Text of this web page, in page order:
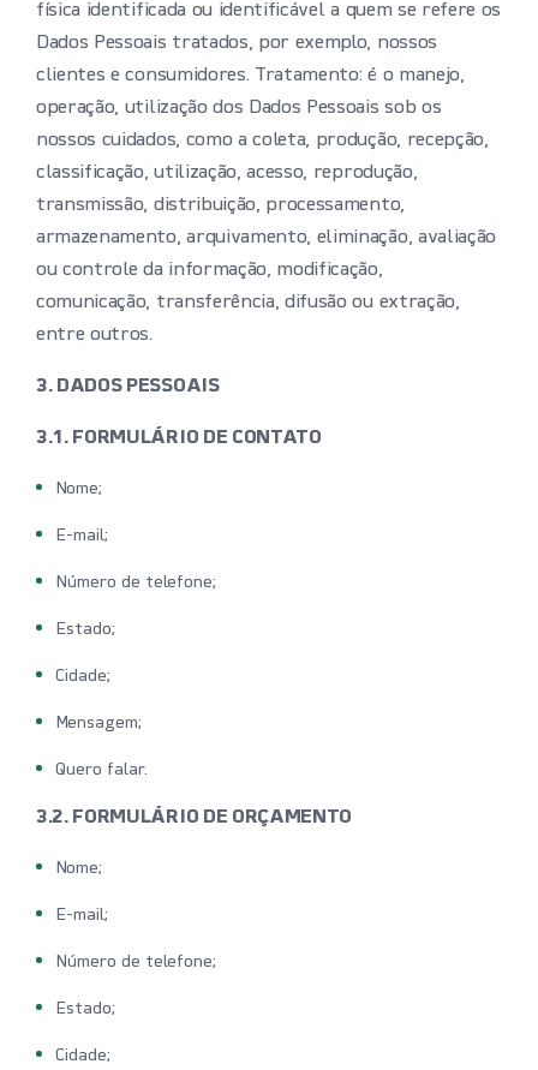
física identificada ou identificável a quem se refere os
Dados Pessoais tratados, por exemplo, nossos
clientes e consumidores. Tratamento: é o manejo,
operação, utilização dos Dados Pessoais sob os
nossos cuidados, como a coleta, produção, recepção,
classificação, utilização, acesso, reprodução,
transmissão, distribuição, processamento,
armazenamento, arquivamento, eliminação, avaliação
ou controle da informação, modificação,
comunicação, transferência, difusão ou extração,
entre outros.
3. DADOS PESSOAIS
3.1. FORMULÁRIO DE CONTATO
Nome;
E-mail;
Número de telefone;
Estado;
Cidade;
Mensagem;
Quero falar.
3.2. FORMULÁRIO DE ORÇAMENTO
Nome;
E-mail;
Número de telefone;
Estado;
Cidade;